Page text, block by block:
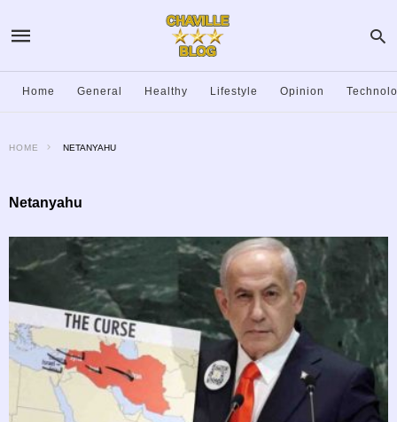
Home General Healthy Lifestyle Opinion
HOME NETANYAHU
Netanyahu